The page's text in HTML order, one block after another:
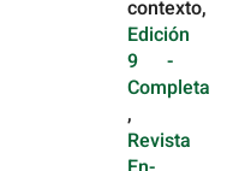
contexto,
Edición
9 -
Completa
,
Revista